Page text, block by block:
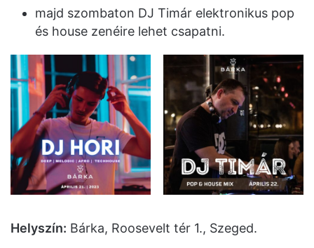
majd szombaton DJ Timár elektronikus pop
és house zenéire lehet csapatni.
Helyszín: Bárka, Roosevelt tér 1., Szeged.